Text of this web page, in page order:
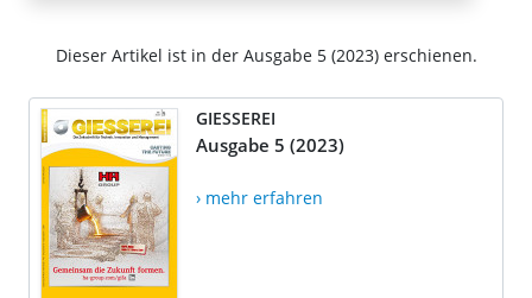
Dieser Artikel ist in der Ausgabe 5 (2023) erschienen.
GIESSEREI
Ausgabe 5 (2023)
› mehr erfahren